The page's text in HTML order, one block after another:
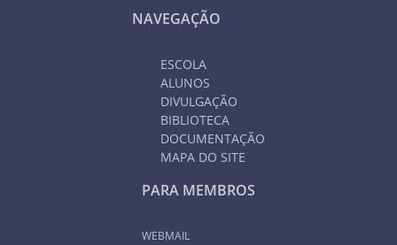
NAVEGAÇÃO
ESCOLA
ALUNOS
DIVULGAÇÃO
BIBLIOTECA
DOCUMENTAÇÃO
MAPA DO SITE
PARA MEMBROS
WEBMAIL